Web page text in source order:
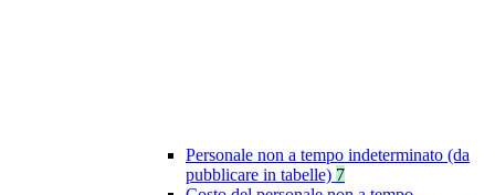
Personale non a tempo indeterminato (da
pubblicare in tabelle) 7